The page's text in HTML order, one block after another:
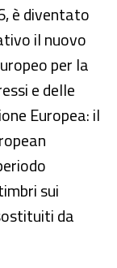
è diventato
il nuovo
per la
e delle
Europea: il
sui
da